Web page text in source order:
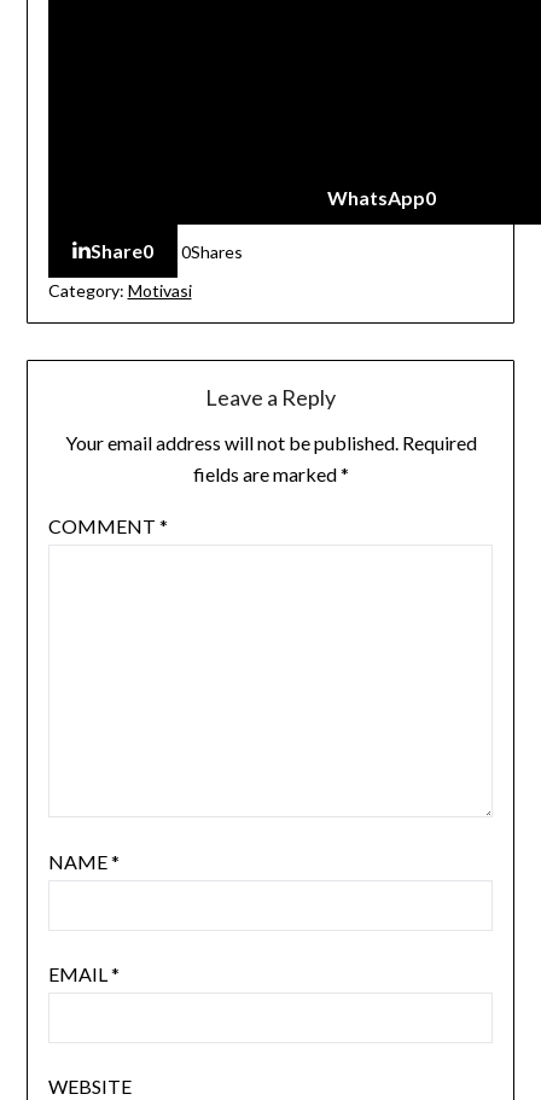
WhatsApp0
Share0 0Shares
Category: Motivasi
Leave a Reply
Your email address will not be published. Required
fields are marked*
COMMENT *
NAME*
EMAIL*
WEBSITE